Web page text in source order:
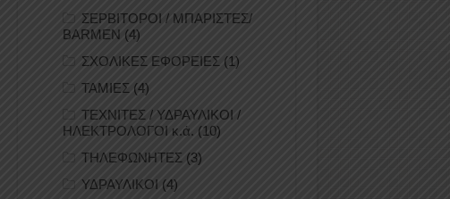
ΣΕΡΒΙΤΟΡΟΙ / ΜΠΑΡΙΣΤΕΣ/
BARMEN (4)
ΣΧΟΛΙΚΕΣ ΕΦΟΡΕΙΕΣ (1)
ΤΑΜΙΕΣ (4)
ΤΕΧΝΙΤΕΣ / ΥΔΡΑΥΛΙΚΟΙ /
ΗΛΕΚΤΡΟΛΟΓΟΙ κ.ά. (10)
ΤΗΛΕΦΩΝΗΤΕΣ (3)
ΥΔΡΑΥΛΙΚΟΙ (4)